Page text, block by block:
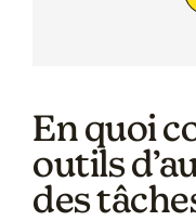
En quoi
outils
des